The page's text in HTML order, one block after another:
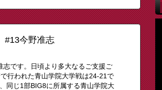
#13今野准志
です。日頃より多大なるご支援ご
行われた青山学院大学戦は24-21で
同じ1部BIG8に所属する青山学院大